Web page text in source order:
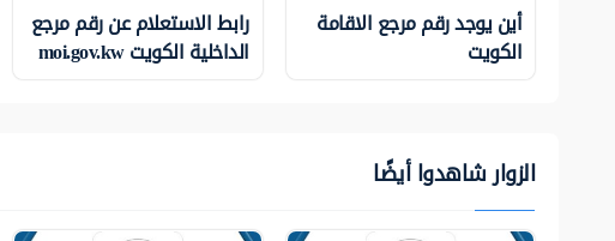
أين يوجد رقم مرجع الاقامة
الكويت
رابط الاستعلام عن رقم مرجع
الداخلية الكويت moi.gov.kw
الزوار شاهدوا أيضًا